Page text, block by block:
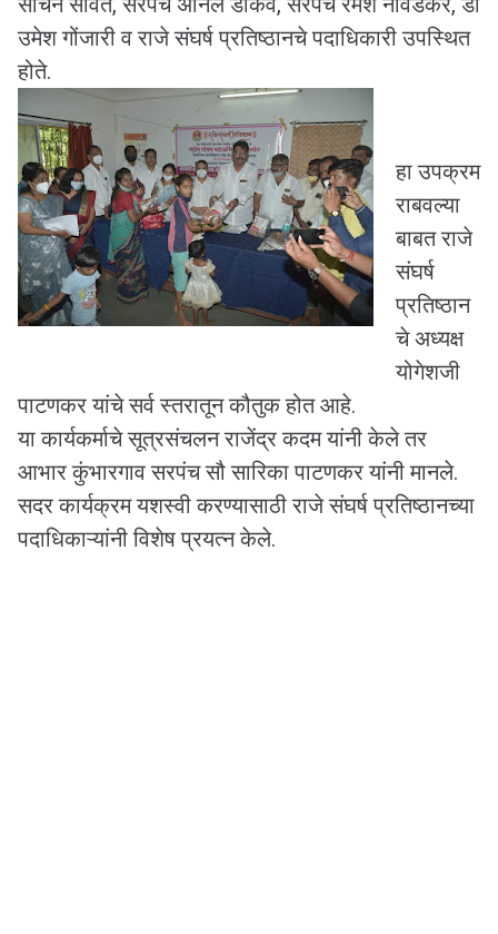
उमेश गोंजारी व राजे संघर्ष प्रतिष्ठानचे पदाधिकारी उपस्थित
होते.
हा उपक्रम
राबवल्या
बाबत राजे
संघर्ष
प्रतिष्ठान
चे अध्यक्ष
योगेशजी
पाटणकर यांचे सर्व स्तरातून कौतुक होत आहे.
या कार्यकर्माचे सूत्रसंचलन राजेंद्र कदम यांनी केले तर
आभार कुंभारगाव सरपंच सौ सारिका पाटणकर यांनी मानले.
सदर कार्यक्रम यशस्वी करण्यासाठी राजे संघर्ष प्रतिष्ठानच्या
पदाधिकाऱ्यांनी विशेष प्रयत्न केले.